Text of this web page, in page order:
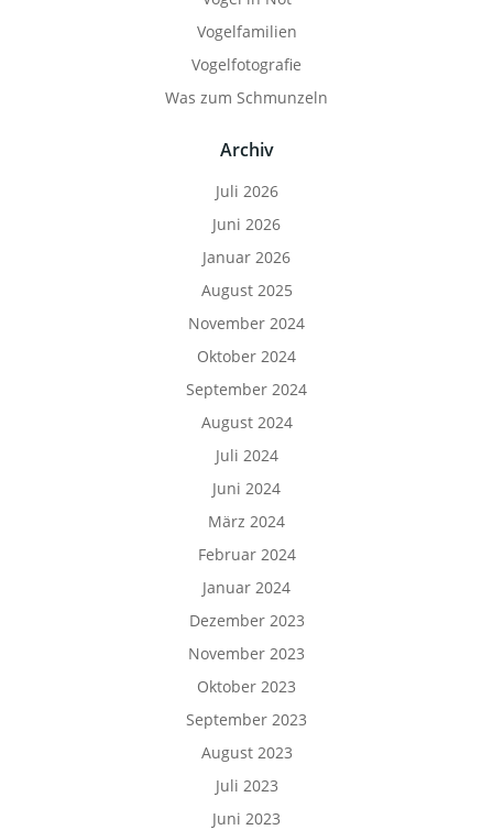
Vogelfamilien
Vogelfotografie
Was zum Schmunzeln
Archiv
Juli 2026
Juni 2026
Januar 2026
August 2025
November 2024
Oktober 2024
September 2024
August 2024
Juli 2024
Juni 2024
März 2024
Februar 2024
Januar 2024
Dezember 2023
November 2023
Oktober 2023
September 2023
August 2023
Juli 2023
Juni 2023